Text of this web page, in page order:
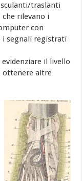
traslanti
che rilevano i
con
i segnali registrati
il livello
ottenere altre